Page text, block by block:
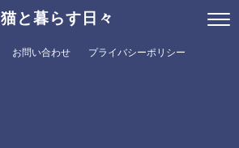
猫と暮らす日々
お問い合わせ プライバシーポリシー